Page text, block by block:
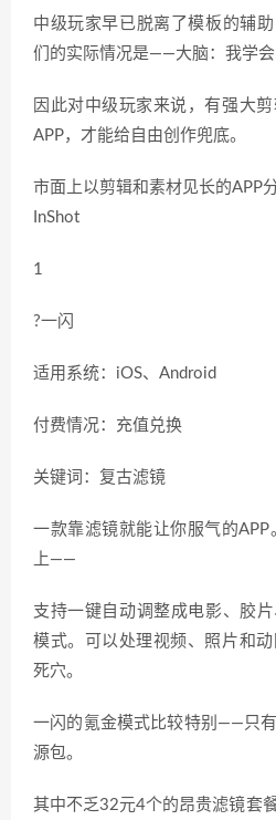
中级玩家早已脱离了模板的辅
们的实际情况是——大脑：我学会
因此对中级玩家来说，有强大
APP，才能给自由创作兜底。
市面上以剪辑和素材见长的APP
InShot
1
?一闪
适用系统：iOS、Android
付费情况：充值兑换
关键词：复古滤镜
一款靠滤镜就能让你服气的
上——
支持一键自动调整成电影、胶
模式。可以处理视频、照片和
死穴。
一闪的氪金模式比较特别——只
源包。
其中不乏32元4个的昂贵滤镜套